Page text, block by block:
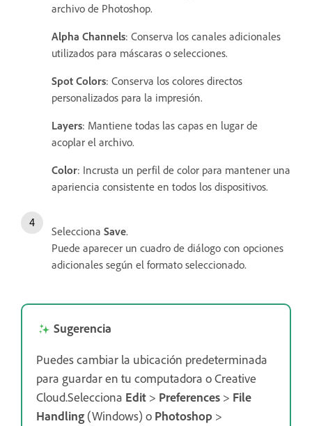
archivo de Photoshop.
Alpha Channels: Conserva los canales adicionales
utilizados para máscaras o selecciones.
Spot Colors: Conserva los colores directos
personalizados para la impresión.
Layers: Mantiene todas las capas en lugar de
acoplar el archivo.
Color: Incrusta un perfil de color para mantener una
apariencia consistente en todos los dispositivos.
Selecciona Save.
Puede aparecer un cuadro de diálogo con opciones
adicionales según el formato seleccionado.
Sugerencia
Puedes cambiar la ubicación predeterminada
para guardar en tu computadora o Creative
Cloud.Selecciona Edit > Preferences > File
Handling (Windows) o Photoshop >